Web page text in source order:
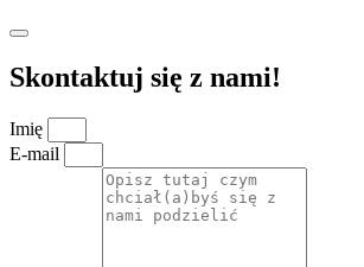
Skontaktuj się z nami!
Imię
E-mail